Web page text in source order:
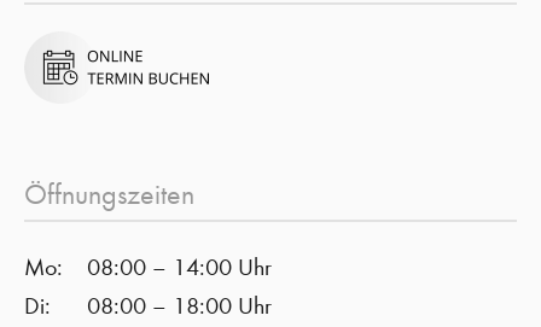
Öffnungszeiten
Mo:
08:00 – 14:00 Uhr
Di:
08:00 – 18:00 Uhr